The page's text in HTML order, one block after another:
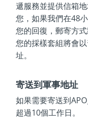
遞服務並提供信箱
您，如果我們在48
您的回復，郵寄方
您的採樣套組將會
址。
寄送到軍事地址
如果需要寄送到
超過10個工作日。